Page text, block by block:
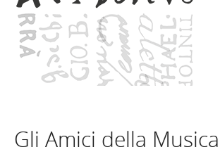
Gli Amici della Musica